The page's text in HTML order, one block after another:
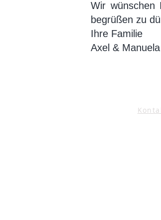
Wir
begrüßen zu
Ihre Familie
Axel &